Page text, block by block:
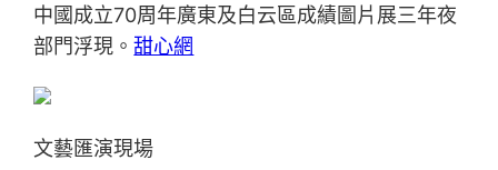
中國成立70周年廣東及白云區成績圖片展三年夜
部門浮現。甜心網
文藝匯演現場